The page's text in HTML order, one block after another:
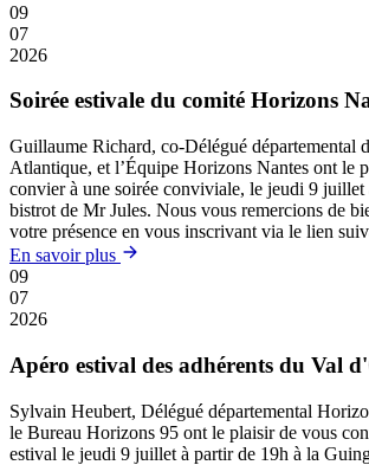
09
07
2026
Soirée estivale du comité Horizons
Guillaume Richard, co-Délégué départemental
Atlantique, et l’Équipe Horizons Nantes ont le
convier à une soirée conviviale, le jeudi 9 juillet
bistrot de Mr Jules. Nous vous remercions de
votre présence en vous inscrivant via le lien
En savoir plus
09
07
2026
Apéro estival des adhérents du Val
Sylvain Heubert, Délégué départemental
le Bureau Horizons 95 ont le plaisir de vous
estival le jeudi 9 juillet à partir de 19h à la